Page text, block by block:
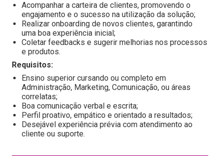
Acompanhar a carteira de clientes, promovendo o
engajamento e o sucesso na utilização da solução;
Realizar onboarding de novos clientes, garantindo
uma boa experiência inicial;
Coletar feedbacks e sugerir melhorias nos processos
e produtos.
Requisitos:
Ensino superior cursando ou completo em
Administração, Marketing, Comunicação, ou áreas
correlatas;
Boa comunicação verbal e escrita;
Perfil proativo, empático e orientado a resultados;
Desejável experiência prévia com atendimento ao
cliente ou suporte.